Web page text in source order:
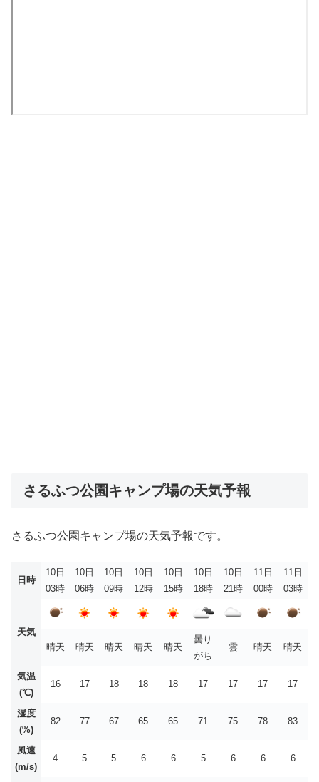
さるふつ公園キャンプ場の天気予報
さるふつ公園キャンプ場の天気予報です。
日時
10日
03時
10日
06時
10日
09時
10日
12時
10日
15時
10日
18時
10日
21時
11日
00時
11日
03時
天気
晴天
晴天 晴天 晴天 晴天
曇り
がち
雲 晴天 晴天
気温
(℃)
16 17 18 18 18 17 17 17 17
湿度
(%)
82 77 67 65 65 71 75 78 83
風速
(m/s)
4 5 5 6 6 5 6 6 6